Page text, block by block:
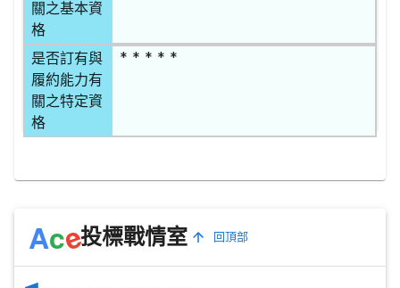
關之基本資
格
是否訂有與
履約能力有
關之特定資
格
* * * * *
Ace投標戰情室 回頂部